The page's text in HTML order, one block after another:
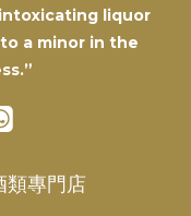
liquor
a minor in the
類專門店